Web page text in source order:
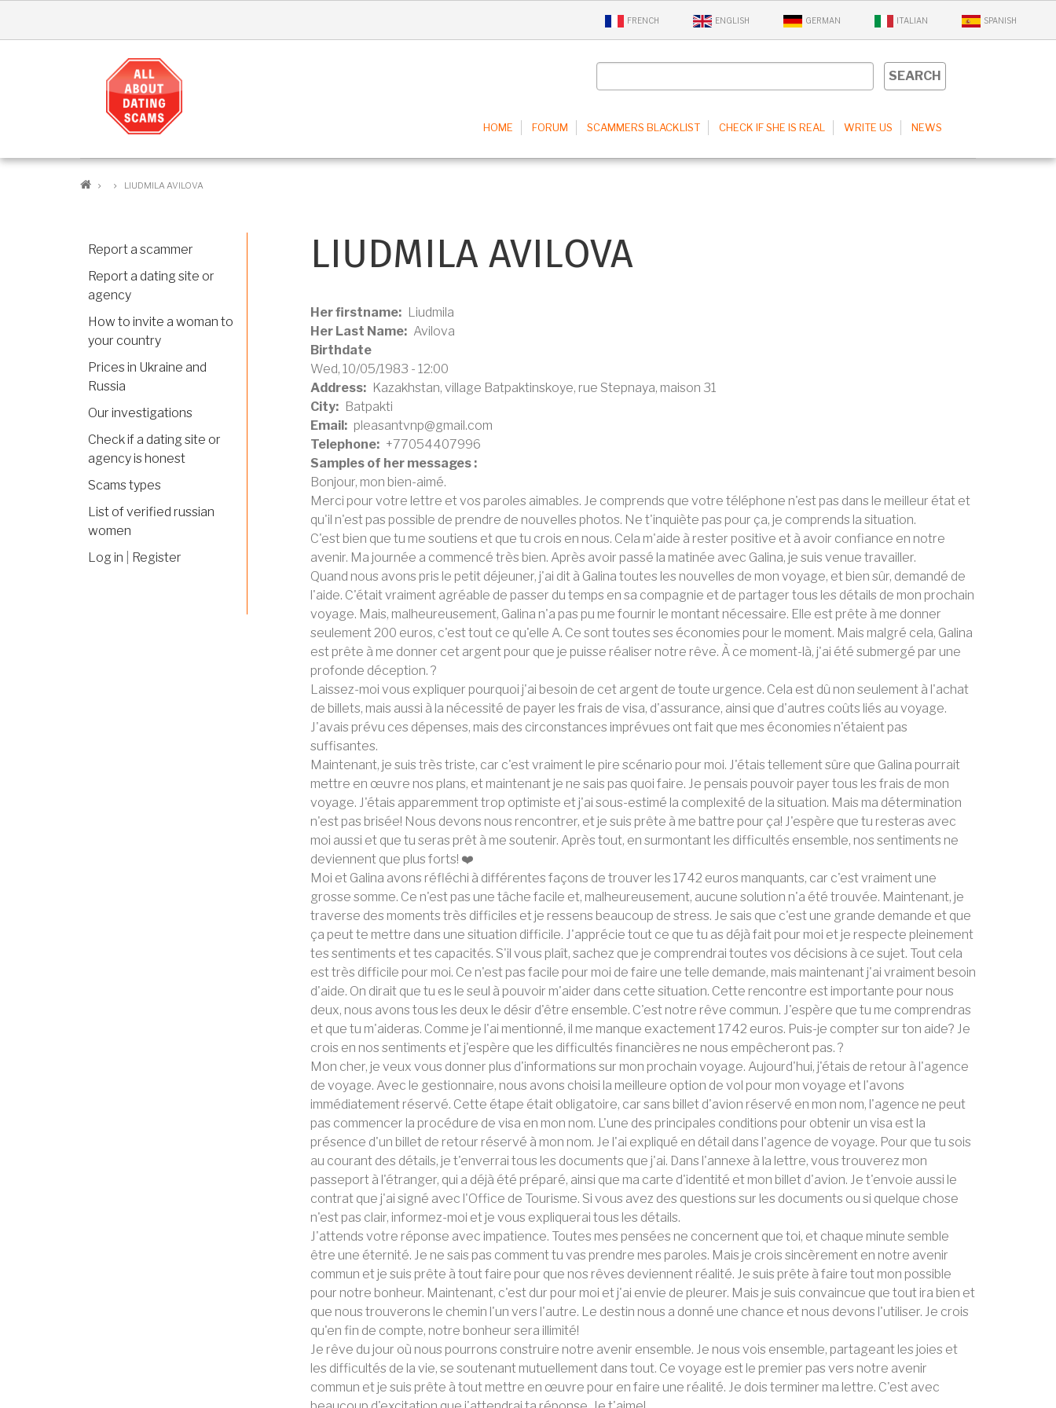
FRENCH ENGLISH GERMAN ITALIAN SPANISH
EN
HOME FORUM SCAMMERS BLACKLIST CHECK IF SHE IS REAL WRITE US NEWS
BREADCRUMB
LIUDMILA AVILOVA
LIUDMILA AVILOVA
Her firstname
Liudmila
Her Last Name
Avilova
Birthdate
Wed, 10/05/1983 - 12:00
Address
Kazakhstan, village Batpaktinskoye, rue Stepnaya, maison 31
City
Batpakti
Email
pleasantvnp@gmail.com
Telephone
+77054407996
Samples of her messages :
Bonjour, mon bien-aimé.
Merci pour votre lettre et vos paroles aimables. Je comprends que votre téléphone n'est pas dans le meilleur état et
qu'il n'est pas possible de prendre de nouvelles photos. Ne t'inquiète pas pour ça, je comprends la situation.
C'est bien que tu me soutiens et que tu crois en nous. Cela m'aide à rester positive et à avoir confiance en notre
avenir. Ma journée a commencé très bien. Après avoir passé la matinée avec Galina, je suis venue travailler.
Quand nous avons pris le petit déjeuner, j'ai dit à Galina toutes les nouvelles de mon voyage, et bien sûr, demandé de
l'aide. C'était vraiment agréable de passer du temps en sa compagnie et de partager tous les détails de mon prochain
voyage. Mais, malheureusement, Galina n'a pas pu me fournir le montant nécessaire. Elle est prête à me donner
seulement 200 euros, c'est tout ce qu'elle A. Ce sont toutes ses économies pour le moment. Mais malgré cela, Galina
est prête à me donner cet argent pour que je puisse réaliser notre rêve. À ce moment-là, j'ai été submergé par une
profonde déception. ?
Laissez-moi vous expliquer pourquoi j'ai besoin de cet argent de toute urgence. Cela est dû non seulement à l'achat
de billets, mais aussi à la nécessité de payer les frais de visa, d'assurance, ainsi que d'autres coûts liés au voyage.
J'avais prévu ces dépenses, mais des circonstances imprévues ont fait que mes économies n'étaient pas
suffisantes.
Maintenant, je suis très triste, car c'est vraiment le pire scénario pour moi. J'étais tellement sûre que Galina pourrait
mettre en œuvre nos plans, et maintenant je ne sais pas quoi faire. Je pensais pouvoir payer tous les frais de mon
voyage. J'étais apparemment trop optimiste et j'ai sous-estimé la complexité de la situation. Mais ma détermination
n'est pas brisée! Nous devons nous rencontrer, et je suis prête à me battre pour ça! J'espère que tu resteras avec
moi aussi et que tu seras prêt à me soutenir. Après tout, en surmontant les difficultés ensemble, nos sentiments ne
deviennent que plus forts! ❤️
Moi et Galina avons réfléchi à différentes façons de trouver les 1742 euros manquants, car c'est vraiment une
grosse somme. Ce n'est pas une tâche facile et, malheureusement, aucune solution n'a été trouvée. Maintenant, je
traverse des moments très difficiles et je ressens beaucoup de stress. Je sais que c'est une grande demande et que
ça peut te mettre dans une situation difficile. J'apprécie tout ce que tu as déjà fait pour moi et je respecte pleinement
tes sentiments et tes capacités. S'il vous plaît, sachez que je comprendrai toutes vos décisions à ce sujet. Tout cela
est très difficile pour moi. Ce n'est pas facile pour moi de faire une telle demande, mais maintenant j'ai vraiment besoin
d'aide. On dirait que tu es le seul à pouvoir m'aider dans cette situation. Cette rencontre est importante pour nous
deux, nous avons tous les deux le désir d'être ensemble. C'est notre rêve commun. J'espère que tu me comprendras
et que tu m'aideras. Comme je l'ai mentionné, il me manque exactement 1742 euros. Puis-je compter sur ton aide? Je
crois en nos sentiments et j'espère que les difficultés financières ne nous empêcheront pas. ?
Mon cher, je veux vous donner plus d'informations sur mon prochain voyage. Aujourd'hui, j'étais de retour à l'agence
de voyage. Avec le gestionnaire, nous avons choisi la meilleure option de vol pour mon voyage et l'avons
immédiatement réservé. Cette étape était obligatoire, car sans billet d'avion réservé en mon nom, l'agence ne peut
pas commencer la procédure de visa en mon nom. L'une des principales conditions pour obtenir un visa est la
présence d'un billet de retour réservé à mon nom. Je l'ai expliqué en détail dans l'agence de voyage. Pour que tu sois
au courant des détails, je t'enverrai tous les documents que j'ai. Dans l'annexe à la lettre, vous trouverez mon
passeport à l'étranger, qui a déjà été préparé, ainsi que ma carte d'identité et mon billet d'avion. Je t'envoie aussi le
contrat que j'ai signé avec l'Office de Tourisme. Si vous avez des questions sur les documents ou si quelque chose
n'est pas clair, informez-moi et je vous expliquerai tous les détails.
J'attends votre réponse avec impatience. Toutes mes pensées ne concernent que toi, et chaque minute semble
être une éternité. Je ne sais pas comment tu vas prendre mes paroles. Mais je crois sincèrement en notre avenir
commun et je suis prête à tout faire pour que nos rêves deviennent réalité. Je suis prête à faire tout mon possible
pour notre bonheur. Maintenant, c'est dur pour moi et j'ai envie de pleurer. Mais je suis convaincue que tout ira bien et
que nous trouverons le chemin l'un vers l'autre. Le destin nous a donné une chance et nous devons l'utiliser. Je crois
qu'en fin de compte, notre bonheur sera illimité!
Je rêve du jour où nous pourrons construire notre avenir ensemble. Je nous vois ensemble, partageant les joies et
les difficultés de la vie, se soutenant mutuellement dans tout. Ce voyage est le premier pas vers notre avenir
commun et je suis prête à tout mettre en œuvre pour en faire une réalité. Je dois terminer ma lettre. C'est avec
Report a scammer
Report a dating site or
agency
How to invite a woman to
your country
Prices in Ukraine and
Russia
Our investigations
Check if a dating site or
agency is honest
Scams types
List of verified russian
women
Log in
Register